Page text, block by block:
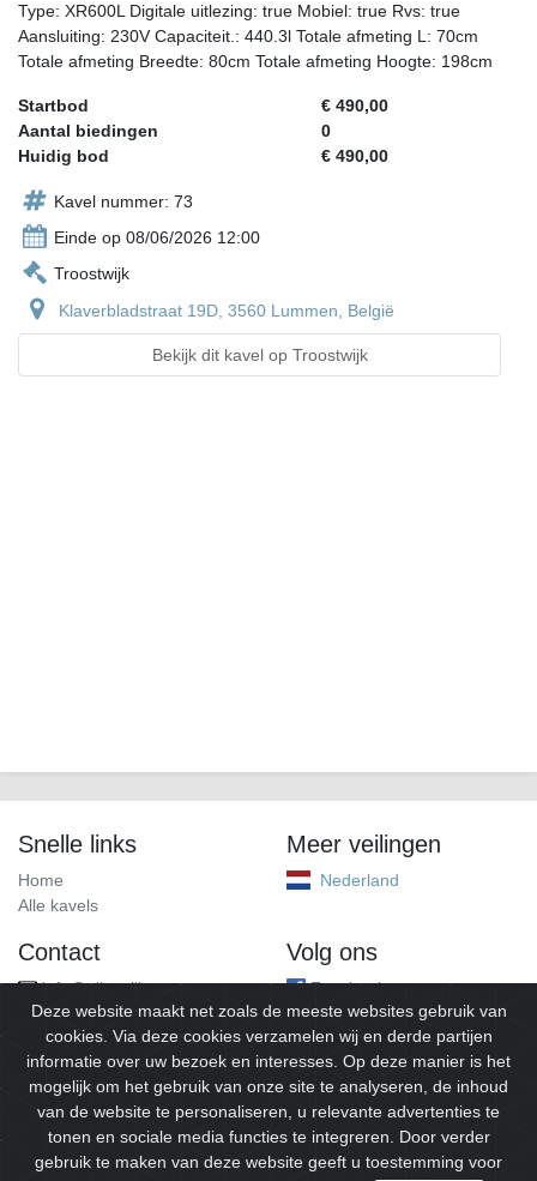
Type: XR600L Digitale uitlezing: true Mobiel: true Rvs: true
Aansluiting: 230V Capaciteit.: 440.3l Totale afmeting L: 70cm
Totale afmeting Breedte: 80cm Totale afmeting Hoogte: 198cm
Startbod
€ 490,00
Aantal biedingen
0
Huidig bod
€ 490,00
Kavel nummer: 73
Einde op 08/06/2026 12:00
Troostwijk
Klaverbladstraat 19D, 3560 Lummen, België
Bekijk dit kavel op Troostwijk
Snelle links
Home
Alle kavels
Meer veilingen
Nederland
Contact
info@alleveilingen.net
Volg ons
Facebook
© 2026Alleveilingen.Alle rechten voorbehouden.
Deze website maakt net zoals de meeste websites gebruik van
cookies. Via deze cookies verzamelen wij en derde partijen
informatie over uw bezoek en interesses. Op deze manier is het
mogelijk om het gebruik van onze site te analyseren, de inhoud
van de website te personaliseren, u relevante advertenties te
tonen en sociale media functies te integreren. Door verder
gebruik te maken van deze website geeft u toestemming voor